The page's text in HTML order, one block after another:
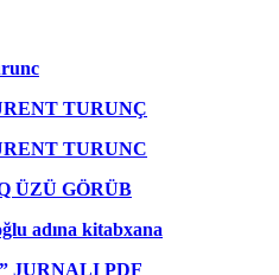
TURUNÇ
TURUNC
ÜZÜ GÖRÜB
adına kitabxana
JURNALI PDF